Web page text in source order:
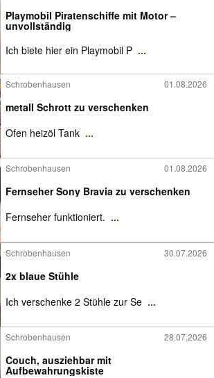
Playmobil Piratenschiffe mit Motor –
unvollständig
Ich biete hier ein Playmobil P ...
Schrobenhausen 01.08.2026
metall Schrott zu verschenken
Ofen heizöl Tank ...
Schrobenhausen 01.08.2026
Fernseher Sony Bravia zu verschenken
Fernseher funktioniert. ...
Schrobenhausen 30.07.2026
2x blaue Stühle
Ich verschenke 2 Stühle zur Se ...
Schrobenhausen 28.07.2026
Couch, ausziehbar mit
Aufbewahrungskiste